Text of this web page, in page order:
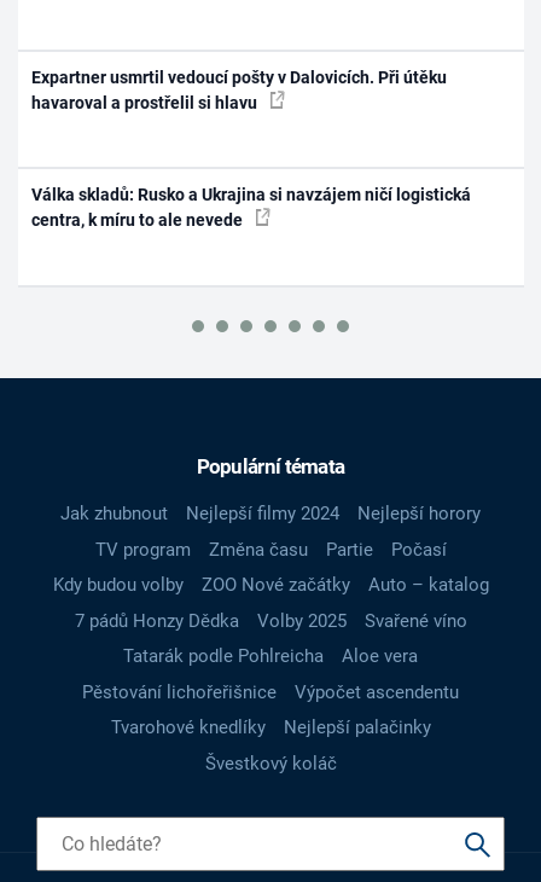
Expartner usmrtil vedoucí pošty v Dalovicích. Při útěku
havaroval a prostřelil si hlavu
Válka skladů: Rusko a Ukrajina si navzájem ničí logistická
centra, k míru to ale nevede
Populární témata
Jak zhubnout Nejlepší filmy 2024
Nejlepší horory
TV program
Změna času Partie
Počasí
Kdy budou volby
ZOO Nové začátky
Auto – katalog
7 pádů Honzy Dědka
Volby 2025
Svařené víno
Tatarák podle Pohlreicha
Aloe vera
Pěstování lichořeřišnice
Výpočet ascendentu
Tvarohové knedlíky
Nejlepší palačinky
Švestkový koláč